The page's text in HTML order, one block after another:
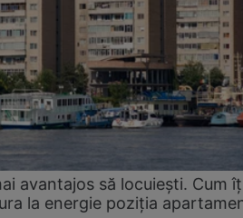
avantajos să locuiești. Cum
la energie poziția